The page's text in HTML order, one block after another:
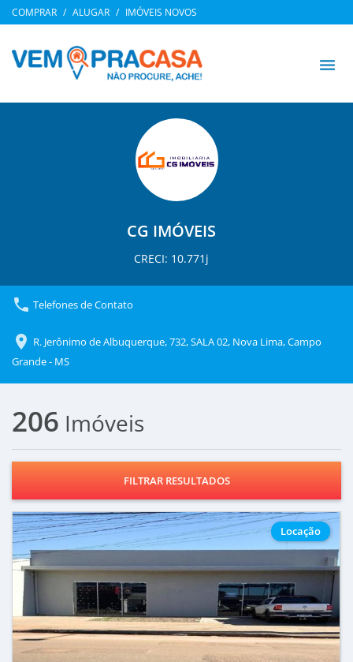
COMPRAR ALUGAR IMÓVEIS NOVOS
menu
CG IMÓVEIS
CRECI: 10.771j
phone Telefones de Contato
location_on R. Jerônimo de Albuquerque, 732, SALA 02, Nova Lima, Campo
Grande - MS
206 Imóveis
FILTRAR RESULTADOS
Locação